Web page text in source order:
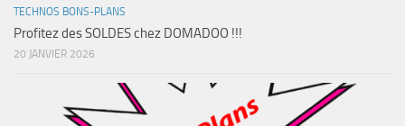
TECHNOS BONS-PLANS
Profitez des SOLDES chez DOMADOO !!!
20 JANVIER 2026